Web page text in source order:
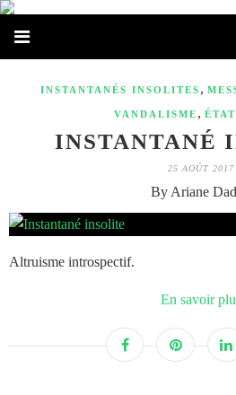
INSTANTANÉS INSOLITES ,
VANDALISME ,
INSTANTANÉ
25 AOÛT 2017
By Ariane
Altruisme introspectif.
En savoir